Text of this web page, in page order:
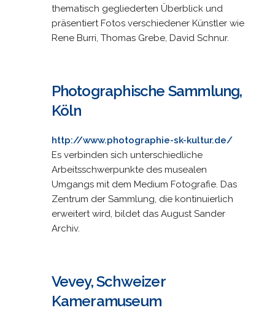
thematisch gegliederten Überblick und
präsentiert Fotos verschiedener Künstler wie
Rene Burri, Thomas Grebe, David Schnur.
Photographische Sammlung,
Köln
http://www.photographie-sk-kultur.de/
Es verbinden sich unterschiedliche
Arbeitsschwerpunkte des musealen
Umgangs mit dem Medium Fotografie. Das
Zentrum der Sammlung, die kontinuierlich
erweitert wird, bildet das August Sander
Archiv.
Vevey, Schweizer
Kameramuseum